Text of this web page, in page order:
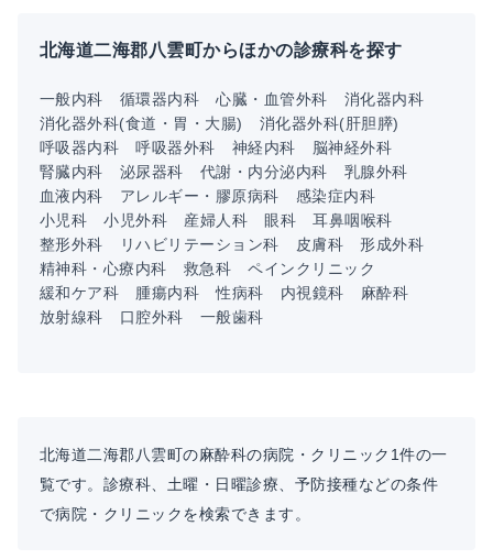
北海道二海郡八雲町からほかの診療科を探す
一般内科 循環器内科 心臓・血管外科
消化器内科
消化器外科(食道・胃・大腸)
消化器外科(肝胆膵)
呼吸器内科
呼吸器外科 神経内科
脳神経外科
腎臓内科
泌尿器科 代謝・内分泌内科
乳腺外科
血液内科
アレルギー・膠原病科
感染症内科
小児科
小児外科 産婦人科 眼科
耳鼻咽喉科
整形外科
リハビリテーション科 皮膚科
形成外科
精神科・心療内科
救急科
ペインクリニック
緩和ケア科
腫瘍内科 性病科 内視鏡科
麻酔科
放射線科
口腔外科 一般歯科
北海道二海郡八雲町の麻酔科の病院・クリニック1件の一
覧です。診療科、土曜・日曜診療、予防接種などの条件
で病院・クリニックを検索できます。